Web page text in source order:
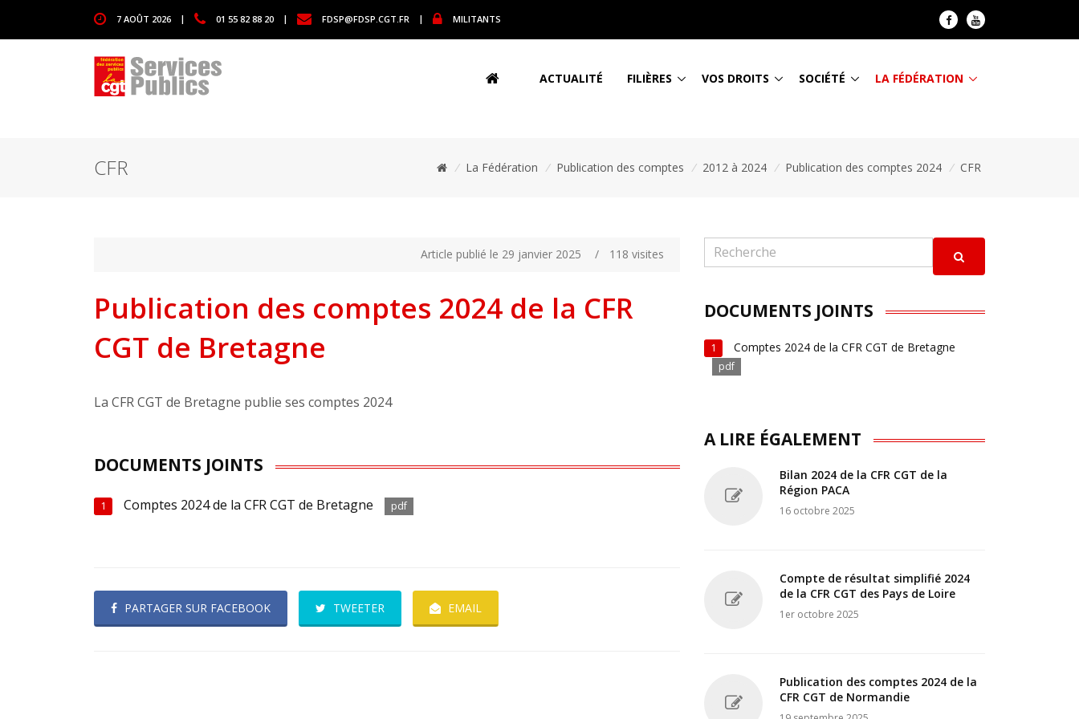
7 AOÛT 2026 | 01 55 82 88 20 | FDSP@FDSP.CGT.FR | MILITANTS
ACTUALITÉ FILIÈRES VOS DROITS SOCIÉTÉ LA FÉDÉRATION
CFR / La Fédération / Publication des comptes / 2012 à 2024 / Publication des comptes 2024 / CFR
Article publié le 29 janvier 2025 / 118 visites
Publication des comptes 2024 de la CFR
CGT de Bretagne
La CFR CGT de Bretagne publie ses comptes 2024
DOCUMENTS JOINTS
1 Comptes 2024 de la CFR CGT de Bretagne pdf
PARTAGER SUR FACEBOOK TWEETER EMAIL
DOCUMENTS JOINTS
1 Comptes 2024 de la CFR CGT de Bretagne
pdf
A LIRE ÉGALEMENT
Bilan 2024 de la CFR CGT de la
Région PACA
16 octobre 2025
Compte de résultat simplifié 2024
de la CFR CGT des Pays de Loire
1er octobre 2025
Publication des comptes 2024 de la
CFR CGT de Normandie